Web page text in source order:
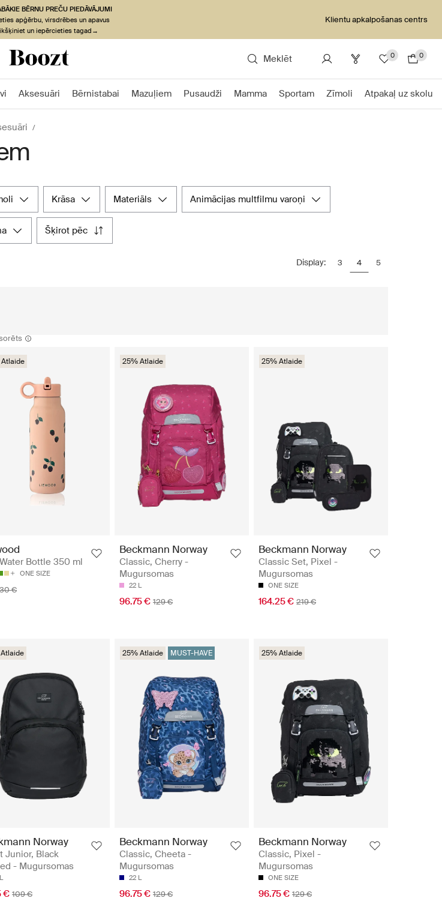
BĒRNU PREČU PIEDĀVĀJUMI
apģērbu, virsdrēbes un apavus
un iepērcieties tagad→
Klientu apkalpošanas centrs
Meklēt 0 0
Aksesuāri Bērnistabai Mazuļiem Pusaudži Mamma Sportam Zīmoli Atpakaļ uz skolu
krāsa materiāls animācijas multfilmu varoņi
šķirot pēc
Display: 3 4 5
Bottle 350 ml
ONE SIZE
30 €
25% Atlaide
Beckmann Norway
Classic, Cherry -
Mugursomas
22 L
96.75 € 129 €
25% Atlaide
Beckmann Norway
Classic Set, Pixel -
Mugursomas
ONE SIZE
164.25 € 219 €
Norway
Junior, Black
- Mugursomas
€ 109 €
25% Atlaide MUST-HAVE
Beckmann Norway
Classic, Cheeta -
Mugursomas
22 L
96.75 € 129 €
25% Atlaide
Beckmann Norway
Classic, Pixel -
Mugursomas
ONE SIZE
96.75 € 129 €